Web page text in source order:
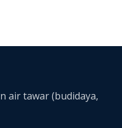
air tawar (budidaya,